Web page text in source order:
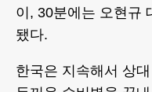
이, 30분에는 오현규
됐다.
한국은 지속해서 상